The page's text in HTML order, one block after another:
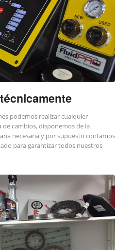
podemos realizar cualquier
de cambios, disponemos de la
necesaria y por supuesto contamos
para garantizar todos nuestros